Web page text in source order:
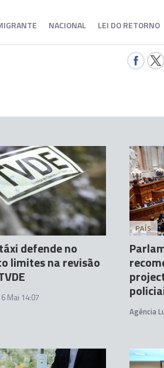
NACIONAL LEI DO RETORNO
defende no
limites na revisão
6 Mai 14:07
PAÍS
Agência